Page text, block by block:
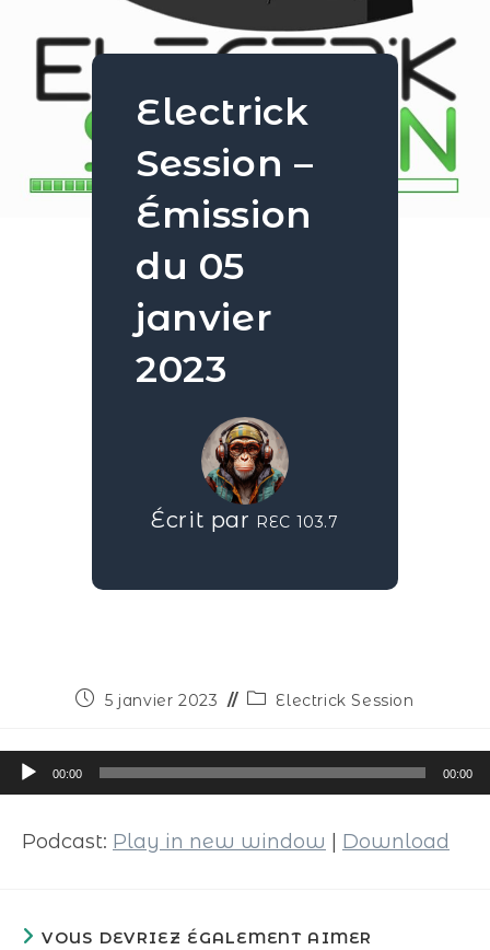
Electrick
Session –
Émission
du 05
janvier
2023
Écrit par REC 103.7
5 janvier 2023 Electrick Session
Lecteur
audio
00:00 00:00
Podcast: Play in new window Download
VOUS DEVRIEZ ÉGALEMENT AIMER